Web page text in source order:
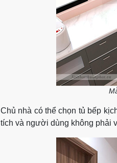
Chủ nhà có thể chọn tủ bếp
tích và người dùng không phải